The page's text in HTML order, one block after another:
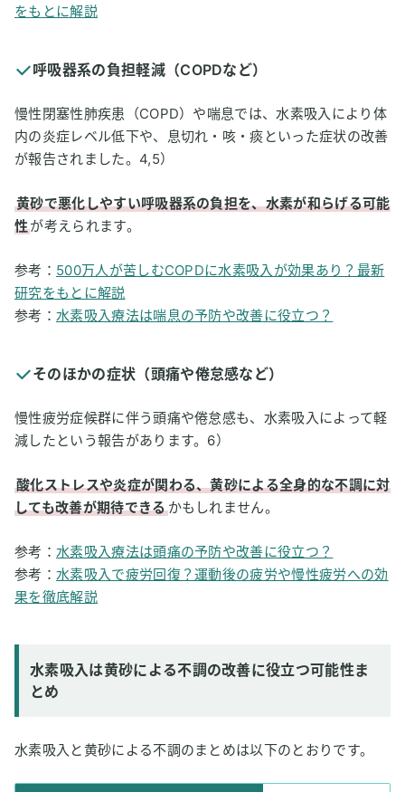
をもとに解説
呼吸器系の負担軽減（COPDなど）
慢性閉塞性肺疾患（COPD）や喘息では、水素吸入により体
内の炎症レベル低下や、息切れ・咳・痰といった症状の改善
が報告されました。4,5）
黄砂で悪化しやすい呼吸器系の負担を、水素が和らげる可能
性が考えられます。
参考： 500万人が苦しむCOPDに水素吸入が効果あり？最新
研究をもとに解説
参考： 水素吸入療法は喘息の予防や改善に役立つ？
そのほかの症状（頭痛や倦怠感など）
慢性疲労症候群に伴う頭痛や倦怠感も、水素吸入によって軽
減したという報告があります。6）
酸化ストレスや炎症が関わる、黄砂による全身的な不調に対
しても改善が期待できるかもしれません。
参考： 水素吸入療法は頭痛の予防や改善に役立つ？
参考： 水素吸入で疲労回復？運動後の疲労や慢性疲労への効
果を徹底解説
水素吸入は黄砂による不調の改善に役立つ可能性ま
とめ
水素吸入と黄砂による不調のまとめは以下のとおりです。